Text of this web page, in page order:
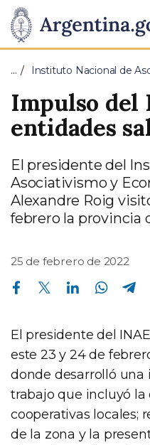
Presidencia
de
la
Nación
Pasar al contenido
… Instituto Nacional de
Impulso del
entidades
El presidente del
Asociativismo y
Alexandre Roig
febrero la provincia
25 de febrero de 2022
Compartir en Facebook Compartir en Twitter Compartir en Linkedin Compartir en Whatsapp
El presidente del
este 23 y 24 de
donde desarrolló una
trabajo que incluyó
cooperativas locales;
de la zona y la